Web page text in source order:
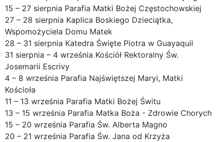
15 – 27 sierpnia Parafia Matki Bożej Częstochowskiej
27 – 28 sierpnia Kaplica Boskiego Dzieciątka,
Wspomożyciela Domu Matek
28 – 31 sierpnia Katedra Święte Piotra w Guayaquil
31 sierpnia – 4 września Kościół Rektoralny Św.
Josemarii Escrivy
4 – 8 września Parafia Najświętszej Maryi, Matki
Kościoła
11 – 13 września Parafia Matki Bożej Świtu
13 – 15 września Parafia Matka Boża - Zdrowie Chorych
15 – 20 września Parafia Św. Alberta Magno
20 – 21 września Parafia Św. Jana od Krzyża